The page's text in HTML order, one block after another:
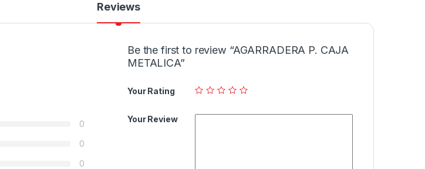
Reviews
0
0
0
Be the first to review “AGARRADERA P. CAJA
METALICA”
Your Rating
Your Review